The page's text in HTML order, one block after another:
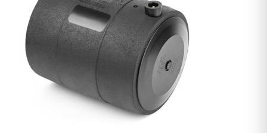
DETALLES